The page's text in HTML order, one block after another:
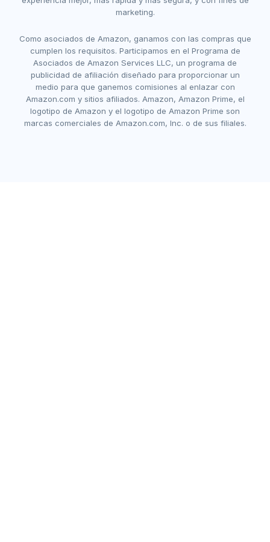
marketing.
Como asociados de Amazon, ganamos con las compras que
cumplen los requisitos. Participamos en el Programa de
Asociados de Amazon Services LLC, un programa de
publicidad de afiliación diseñado para proporcionar un
medio para que ganemos comisiones al enlazar con
Amazon.com y sitios afiliados. Amazon, Amazon Prime, el
logotipo de Amazon y el logotipo de Amazon Prime son
marcas comerciales de Amazon.com, Inc. o de sus filiales.